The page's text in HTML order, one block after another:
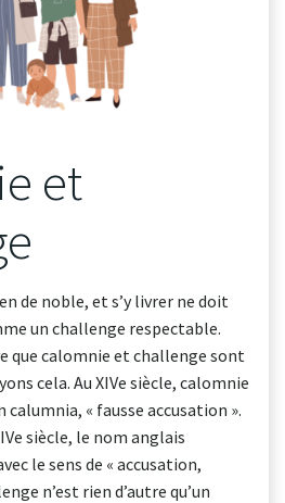
et
de noble, et s’y livrer ne doit
un challenge respectable.
que calomnie et challenge sont
cela. Au XIVe siècle, calomnie
« fausse accusation ».
siècle, le nom anglais
le sens de « accusation,
n’est rien d’autre qu’un